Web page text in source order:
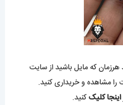
هرزمان که مایل باشید از سایت
مشاهده و خریداری کنید.
اینجا کلیککنید.